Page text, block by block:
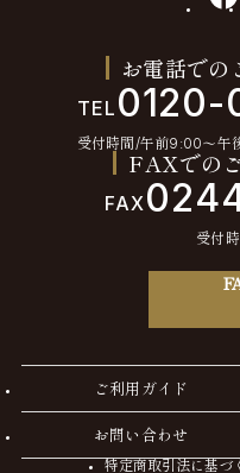
お電話での
TEL
受付時間/午前9:00〜午
FAXでの
FAX
受付
ご利用ガイド
お問い合わせ
特定商取引法に基づ